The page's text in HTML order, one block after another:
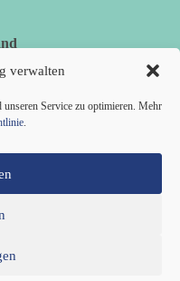
verwalten
Service zu optimieren. Mehr
.
mitgliedschaft/
#Impfung
Cookie-Richtlinie (EU)